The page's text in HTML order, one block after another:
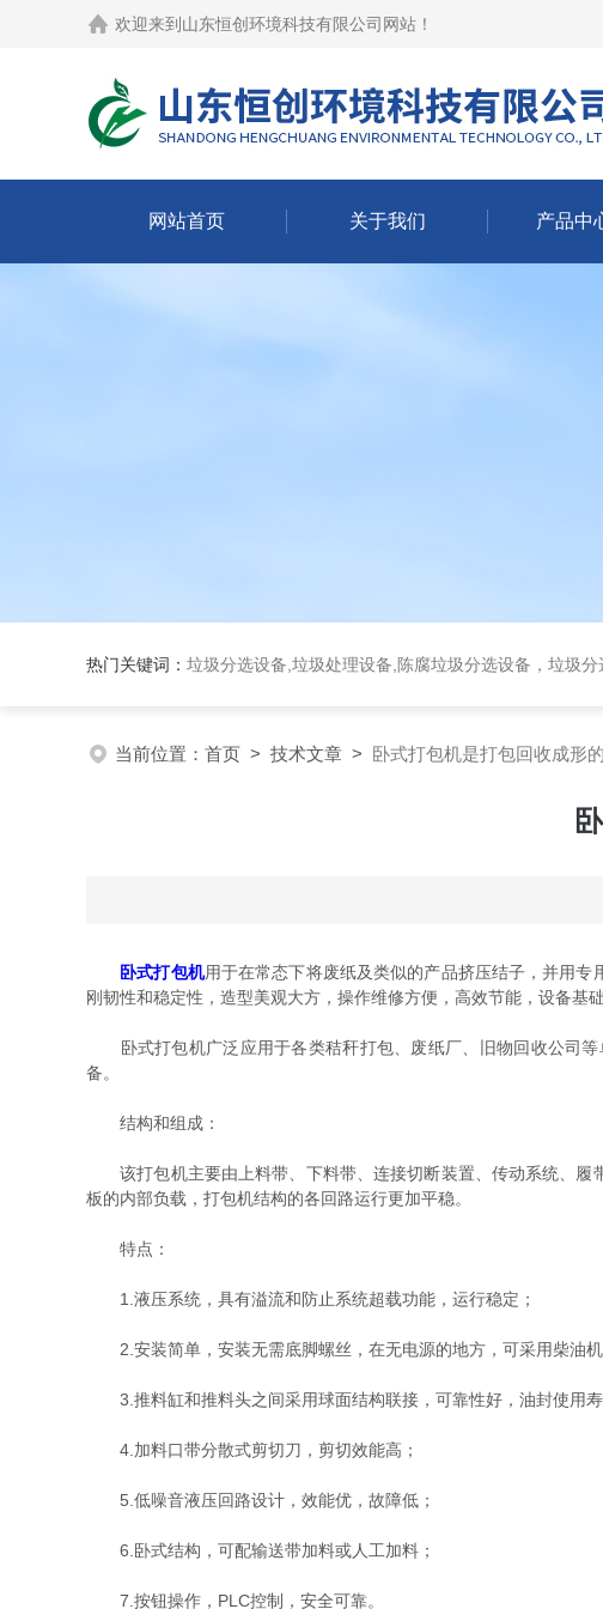
欢迎来到 山东恒创环境科技有限公司网站 ！
网站首页 关于我们 产品中
热门关键词： 垃圾分选设备,垃圾处理设备,陈腐垃圾分选设备，垃圾
当前位置： 首页 > 技术文章 > 卧式打包机是打包回收成形
卧式打包机用于在常态下将废纸及类似的产品挤压结子，并用
刚韧性和稳定性，造型美观大方，操作维修方便，高效节能，设备基
卧式打包机广泛应用于各类秸秆打包、废纸厂、旧物回收公司等
备。
结构和组成：
该打包机主要由上料带、下料带、连接切断装置、传动系统、履
板的内部负载，打包机结构的各回路运行更加平稳。
特点：
1.液压系统，具有溢流和防止系统超载功能，运行稳定；
2.安装简单，安装无需底脚螺丝，在无电源的地方，可采用柴油机
3.推料缸和推料头之间采用球面结构联接，可靠性好，油封使用寿
4.加料口带分散式剪切刀，剪切效能高；
5.低噪音液压回路设计，效能优，故障低；
6.卧式结构，可配输送带加料或人工加料；
7.按钮操作，PLC控制，安全可靠。